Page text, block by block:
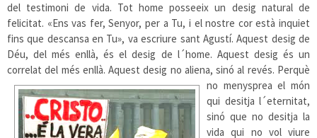
del testimoni de vida. Tot home posseeix un desig natural de
felicitat. «Ens vas fer, Senyor, per a Tu, i el nostre cor està inquiet
fins que descansa en Tu», va escriure sant Agustí. Aquest desig de
Déu, del més enllà, és el desig de l´home. Aquest desig és un
correlat del més enllà. Aquest desig no aliena, sinó al revés. Perquè
no menyspreael món
qui desitja l´eternitat,
sinó que no desitja la
vida qui no vol viure